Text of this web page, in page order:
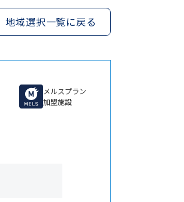
地域選択一覧に戻る
メルスプラン
加盟施設